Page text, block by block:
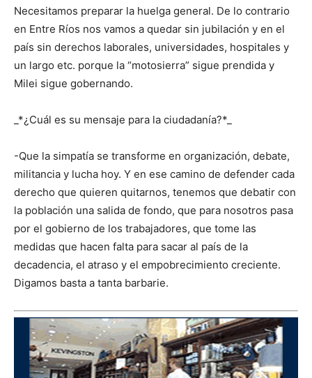
Necesitamos preparar la huelga general. De lo contrario
en Entre Ríos nos vamos a quedar sin jubilación y en el
país sin derechos laborales, universidades, hospitales y
un largo etc. porque la “motosierra” sigue prendida y
Milei sigue gobernando.
_*¿Cuál es su mensaje para la ciudadanía?*_
-Que la simpatía se transforme en organización, debate,
militancia y lucha hoy. Y en ese camino de defender cada
derecho que quieren quitarnos, tenemos que debatir con
la población una salida de fondo, que para nosotros pasa
por el gobierno de los trabajadores, que tome las
medidas que hacen falta para sacar al país de la
decadencia, el atraso y el empobrecimiento creciente.
Digamos basta a tanta barbarie.